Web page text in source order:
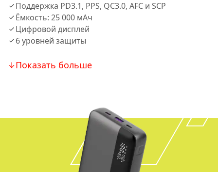
Поддержка PD3.1, PPS, QC3.0, AFC и SCP
Ёмкость: 25 000 мАч
Цифровой дисплей
6 уровней защиты
Показать больше